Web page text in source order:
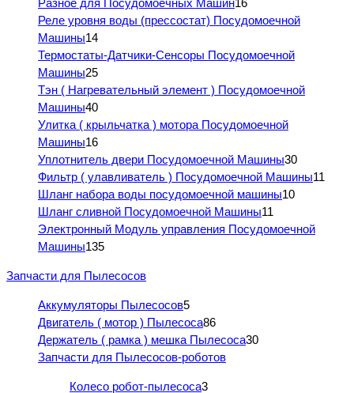
Разное для Посудомоечных Машин16
Реле уровня воды (прессостат) Посудомоечной
Машины14
Термостаты-Датчики-Сенсоры Посудомоечной
Машины25
Тэн ( Нагревательный элемент ) Посудомоечной
Машины40
Улитка ( крыльчатка ) мотора Посудомоечной
Машины16
Уплотнитель двери Посудомоечной Машины30
Фильтр ( улавливатель ) Посудомоечной Машины11
Шланг набора воды посудомоечной машины10
Шланг сливной Посудомоечной Машины11
Электронный Модуль управления Посудомоечной
Машины135
Запчасти для Пылесосов
Аккумуляторы Пылесосов5
Двигатель ( мотор ) Пылесоса86
Держатель ( рамка ) мешка Пылесоса30
Запчасти для Пылесосов-роботов
Колесо робот-пылесоса3